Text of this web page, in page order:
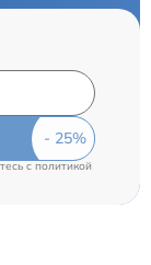
c политикой